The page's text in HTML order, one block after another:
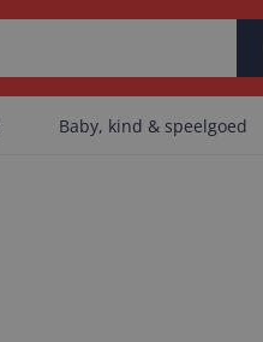
Baby, kind & speelgoed